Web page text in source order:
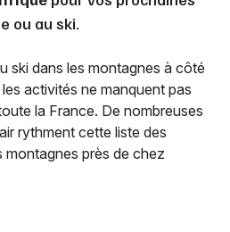
ou au ski.
ski dans les montagnes à côté
activités ne manquent pas
la France. De nombreuses
rythment cette liste des
montagnes près de chez